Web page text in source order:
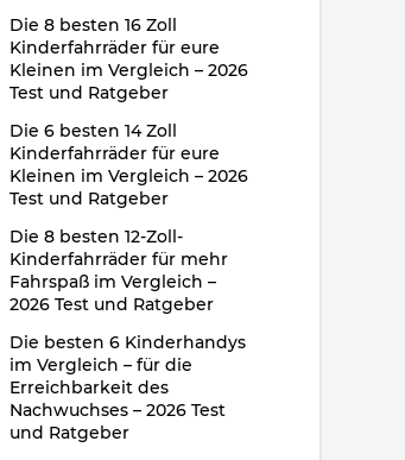
Die 8 besten 16 Zoll
Kinderfahrräder für eure
Kleinen im Vergleich – 2026
Test und Ratgeber
Die 6 besten 14 Zoll
Kinderfahrräder für eure
Kleinen im Vergleich – 2026
Test und Ratgeber
Die 8 besten 12-Zoll-
Kinderfahrräder für mehr
Fahrspaß im Vergleich –
2026 Test und Ratgeber
Die besten 6 Kinderhandys
im Vergleich – für die
Erreichbarkeit des
Nachwuchses – 2026 Test
und Ratgeber